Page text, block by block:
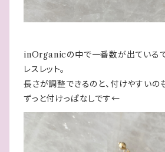
inOrganicの中で一番数が出ている
レスレット。
長さが調整できるのと、付けやすいの
ずっと付けっぱなしです←